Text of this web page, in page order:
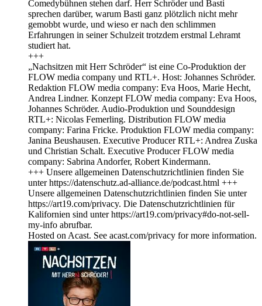
Comedybühnen stehen darf. Herr Schröder und Basti
sprechen darüber, warum Basti ganz plötzlich nicht mehr
gemobbt wurde, und wieso er nach den schlimmen
Erfahrungen in seiner Schulzeit trotzdem erstmal Lehramt
studiert hat.
+++
„Nachsitzen mit Herr Schröder“ ist eine Co-Produktion der
FLOW media company und RTL+. Host: Johannes Schröder.
Redaktion FLOW media company: Eva Hoos, Marie Hecht,
Andrea Lindner. Konzept FLOW media company: Eva Hoos,
Johannes Schröder. Audio-Produktion und Sounddesign
RTL+: Nicolas Femerling. Distribution FLOW media
company: Farina Fricke. Produktion FLOW media company:
Janina Beushausen. Executive Producer RTL+: Andrea Zuska
und Christian Schalt. Executive Producer FLOW media
company: Sabrina Andorfer, Robert Kindermann.
+++ Unsere allgemeinen Datenschutzrichtlinien finden Sie
unter https://datenschutz.ad-alliance.de/podcast.html +++
Unsere allgemeinen Datenschutzrichtlinien finden Sie unter
https://art19.com/privacy. Die Datenschutzrichtlinien für
Kalifornien sind unter https://art19.com/privacy#do-not-sell-
my-info abrufbar.
Hosted on Acast. See acast.com/privacy for more information.